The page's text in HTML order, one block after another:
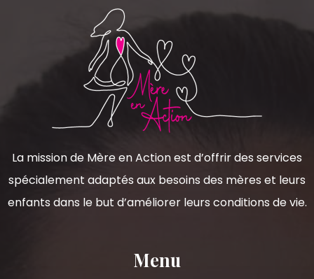
La mission de Mère en Action est d’offrir des services
spécialement adaptés aux besoins des mères et leurs
enfants dans le but d’améliorer leurs conditions de vie.
Menu